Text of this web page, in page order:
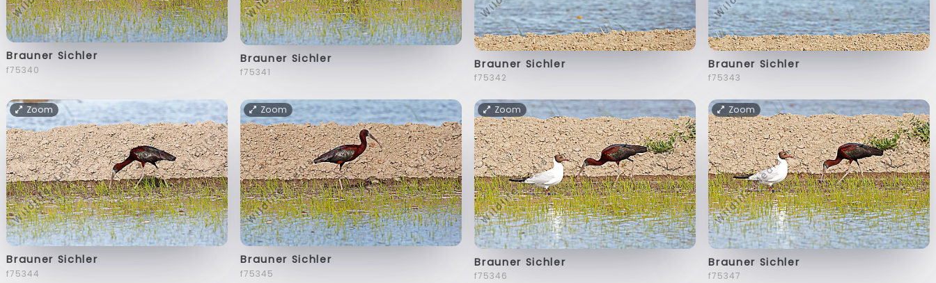
Brauner Sichler
f75340
Brauner Sichler
f75341
Brauner Sichler
f75342
Brauner Sichler
f75343
Zoom
Brauner Sichler
f75344
Zoom
Brauner Sichler
f75345
Zoom
Brauner Sichler
f75346
Zoom
Brauner Sichler
f75347